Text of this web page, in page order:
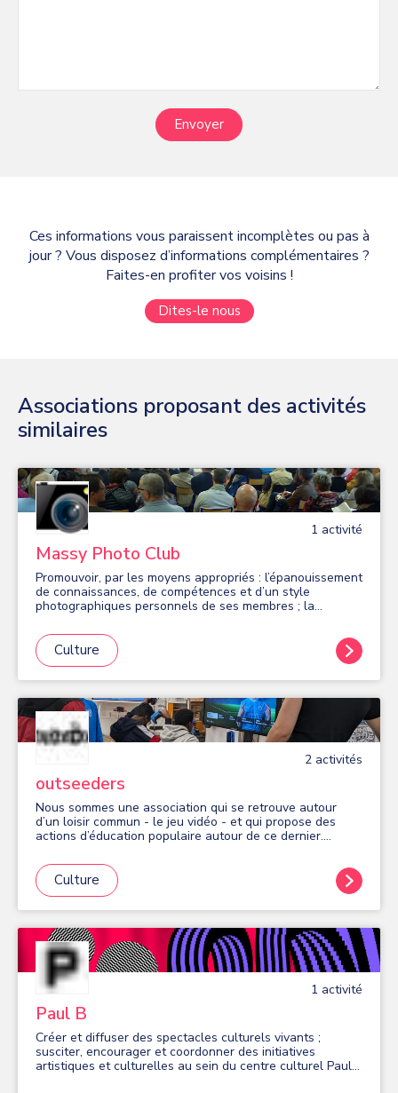
Envoyer
Ces informations vous paraissent incomplètes ou pas à
jour ? Vous disposez d’informations complémentaires ?
Faites-en profiter vos voisins !
Dites-le nous
Associations proposant des activités
similaires
1 activité
Massy Photo Club
Promouvoir, par les moyens appropriés : l’épanouissement
de connaissances, de compétences et d’un style
photographiques personnels de ses membres ; la
les travaux photographiques réalisés à titre non lucratif
par ses membres.
Culture
2 activités
outseeders
Nous sommes une association qui se retrouve autour
d’un loisir commun - le jeu vidéo - et qui propose des
actions d’éducation populaire autour de ce dernier.
l'année : - en période scolaire : les mardis midis au
collège Blaise Pascal et les mardis en soirée (16h30-
18h30) à la Place du numérique 9 avenue de France. -
durant les vacances scolaires : dans les Espaces Bièvre-
membre de l'association, trois modalités : - Seeds club,
100€ par an : les mercredis soirs (18h-20h) à la Place du
numérique 9 avenue de France. - le simple soutien, 25€
par an. Bénéficiant de l'agrément "Jeunesse éducation
populaire", nous accompagnons les jeunes dans une
pratique éclairée du jeu vidéo pour ce soit un plaisir, un
loisir et un atout pour se connaître.
Culture
1 activité
Paul B
Créer et diffuser des spectacles culturels vivants ;
susciter, encourager et coordonner des initiatives
artistiques et culturelles au sein du centre culturel Paul-